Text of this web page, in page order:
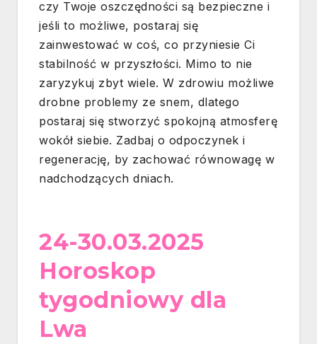
czy Twoje oszczędności są bezpieczne i
jeśli to możliwe, postaraj się
zainwestować w coś, co przyniesie Ci
stabilność w przyszłości. Mimo to nie
zaryzykuj zbyt wiele. W zdrowiu możliwe
drobne problemy ze snem, dlatego
postaraj się stworzyć spokojną atmosferę
wokół siebie. Zadbaj o odpoczynek i
regenerację, by zachować równowagę w
nadchodzących dniach.
24-30.03.2025
Horoskop
tygodniowy dla
Lwa